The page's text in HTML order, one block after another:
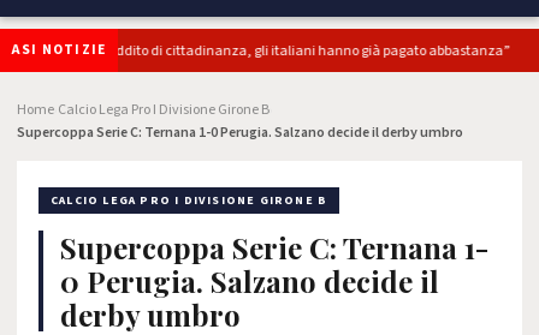
ASI NOTIZIEe reddito di cittadinanza, gli italiani hanno già pagato abbastanza”
Home Calcio Lega Pro I Divisione Girone B
Supercoppa Serie C: Ternana 1-0 Perugia. Salzano decide il derby umbro
CALCIO LEGA PRO I DIVISIONE GIRONE B
Supercoppa Serie C: Ternana 1-
0 Perugia. Salzano decide il
derby umbro